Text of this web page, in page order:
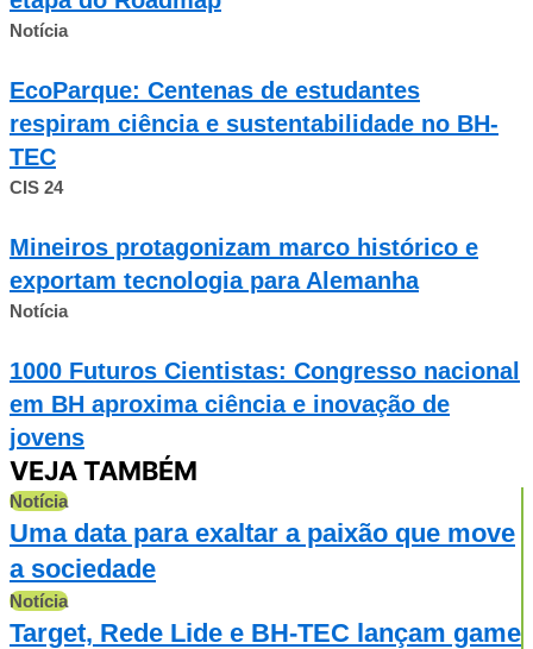
Notícia
EcoParque: Centenas de estudantes
respiram ciência e sustentabilidade no BH-
TEC
CIS 24
Mineiros protagonizam marco histórico e
exportam tecnologia para Alemanha
Notícia
1000 Futuros Cientistas: Congresso nacional
em BH aproxima ciência e inovação de
jovens
VEJA TAMBÉM
Notícia
Uma data para exaltar a paixão que move
a sociedade
Notícia
Target, Rede Lide e BH-TEC lançam game